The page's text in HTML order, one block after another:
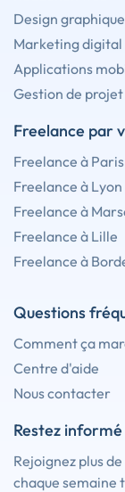
Design graphique
Marketing digital
Applications
Gestion de projet
Freelance par
Freelance à Paris
Freelance à Lyon
Freelance à
Freelance à Lille
Freelance à
Questions
Comment ça
Centre d'aide
Nous contacter
Restez informé
Rejoignez plus
chaque semaine